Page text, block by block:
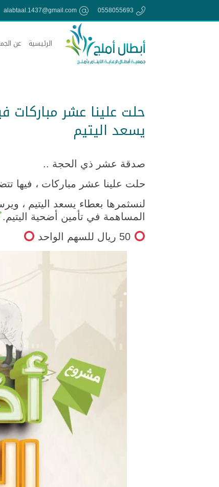
0558055693
alabtaal.1437@gmail.com
الرئيسية عن
حلت علينا عشر مباركات
يسعد اليتيم
صدقة عشر ذي الحجة ..
حلت علينا عشر مباركات ، فيها
لنسثمرها بعطاء يسعد اليتيم ،
المساهمة في تأمين أضحية اليتيم.